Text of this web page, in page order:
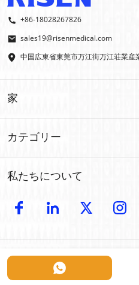
+86-18028267826
sales19@risenmedical.com
中国広東省東莞市万江街万江荘業
家
製品
製造
卸売
カテゴリー
カスタマイズされた
ペットの応急処置
私たちについて
導入
Copyright © 2024 Risen Medical: 卸売
能な医療用品プロバイダー 無断複写・転